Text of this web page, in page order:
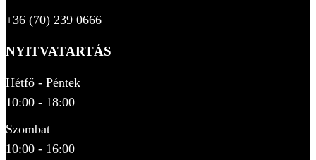
+36 (70) 239 0666
NYITVATARTÁS
Hétfő - Péntek
10:00 - 18:00
Szombat
10:00 - 16:00